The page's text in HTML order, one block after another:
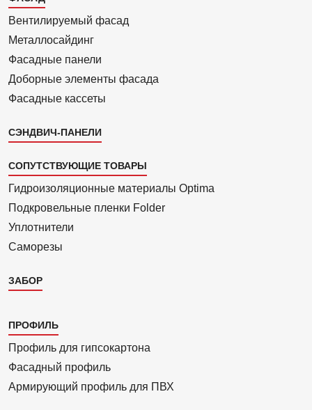
2
Вентилиру­емый фасад
Металло­сайдинг
Фасадные панели
Доборные элементы фасада
Фасадные кассеты
СЭНДВИЧ-ПАНЕЛИ
СОПУТСТВУЮЩИЕ ТОВАРЫ
Гидроизоля­ционные материалы Optima
Подкровель­ные пленки Folder
Уплотнители
Саморезы
ЗАБОР
Каталог
3
ПРОФИЛЬ
Профиль для гипсо­картона
Фасадный профиль
Армиру­ю­щий профиль для ПВХ